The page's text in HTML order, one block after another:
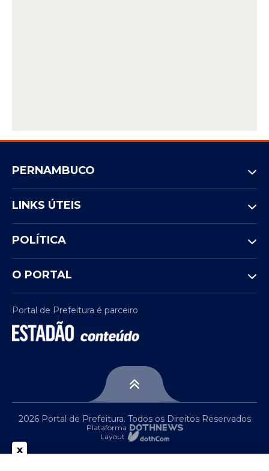
PERNAMBUCO
LINKS ÚTEIS
POLÍTICA
O PORTAL
Portal de Prefeitura é parceiro
2026 Portal de Prefeitura. Todos os Direitos Reservados
Plataforma
Layout
x